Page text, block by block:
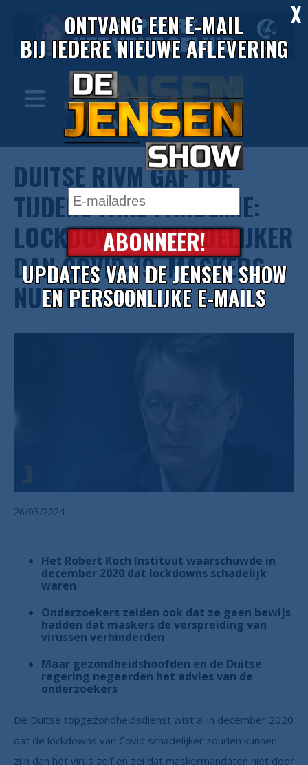
DUITSE RIVM GAF TOE
TIJDENS FAKE PANDEMIE:
LOCKDOWNS SCHADELIJKER
DAN COVID-19, MASKERS
NUTTELOOS
26/03/2024
Het Robert Koch Instituut waarschuwde in
december 2020 dat lockdowns schadelijk
waren
Onderzoekers zeiden ook dat ze geen bewijs
hadden dat maskers de verspreiding van
virussen verhinderden
Maar gezondheidshoofden en de Duitse
regering negeerden het advies van de
onderzoekers
De Duitse topgezondheidsdienst wist al in december 2020
dat de lockdowns van Covid schadelijker zouden kunnen
zijn dan het virus zelf en zei dat maskermandaten niet door
X
ONTVANG EEN E-MAIL
BIJ IEDERE NIEUWE AFLEVERING
ABONNEER!
UPDATES VAN DE JENSEN SHOW
EN PERSOONLIJKE E-MAILS